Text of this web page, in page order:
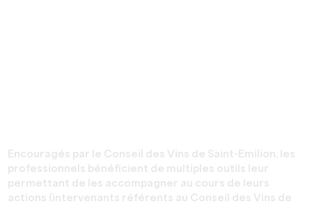
Encouragés par le Conseil des Vins de Saint-Emilion, les
professionnels bénéficient de multiples outils leur
permettant de les accompagner au cours de leurs
actions (intervenants référents au Conseil des Vins de